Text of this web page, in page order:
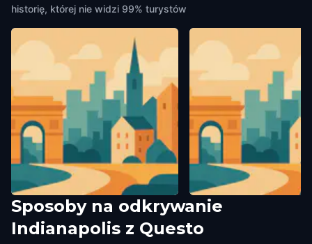
historię, której nie widzi 99% turystów
Indianapolis Fire Fighters
Museum
United States of America
The District Theatre
Indianapolis
Sposoby na odkrywanie
Indianapolis z Questo